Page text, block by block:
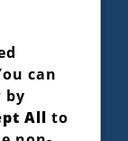
can
by
All to